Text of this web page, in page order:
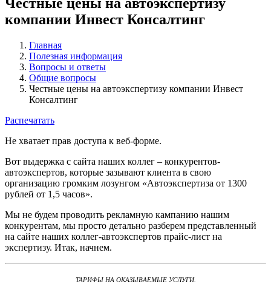
компании Инвест Консалтинг
Главная
Полезная информация
Вопросы и ответы
Общие вопросы
Честные цены на автоэкспертизу компании Инвест
Консалтинг
Распечатать
Не хватает прав доступа к веб-форме.
Вот выдержка с сайта наших коллег – конкурентов-
автоэкспертов, которые зазывают клиента в свою
организацию громким лозунгом «Автоэкспертиза от 1300
рублей от 1,5 часов».
Мы не будем проводить рекламную кампанию нашим
конкурентам, мы просто детально разберем представленный
на сайте наших коллег-автоэкспертов прайс-лист на
экспертизу. Итак, начнем.
ТАРИФЫ НА ОКАЗЫВАЕМЫЕ УСЛУГИ.